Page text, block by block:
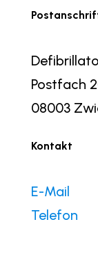
Postfach
08003
Kontakt
E-Mail
Telefon